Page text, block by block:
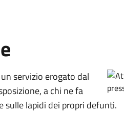
servizio erogato dal
a chi ne fa
sulle lapidi dei propri defunti.